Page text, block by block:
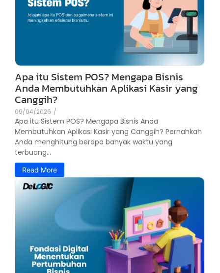
Apa itu Sistem POS? Mengapa Bisnis
Anda Membutuhkan Aplikasi Kasir yang
Canggih?
09/04/2026 /
Apa itu Sistem POS? Mengapa Bisnis Anda
Membutuhkan Aplikasi Kasir yang Canggih? Pernahkah
Anda menghitung berapa banyak waktu yang
terbuang...
Read More